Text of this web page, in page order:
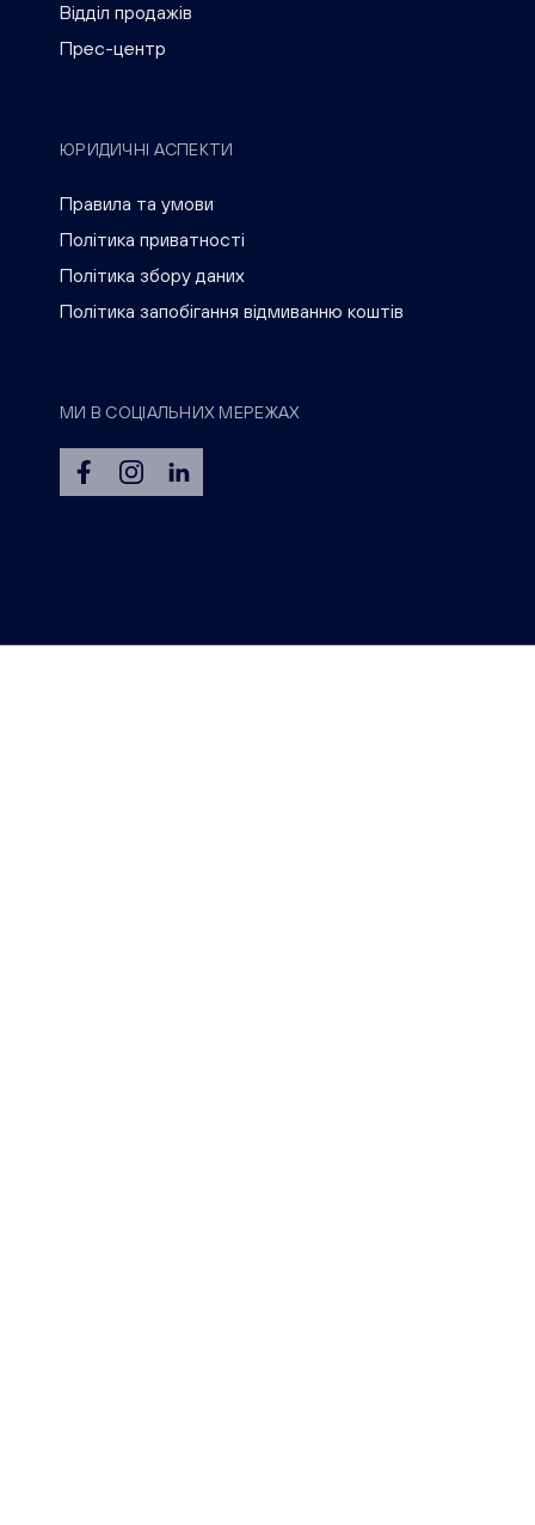
Відділ продажів
Прес-центр
ЮРИДИЧНІ АСПЕКТИ
Правила та умови
Політика приватності
Політика збору даних
Політика запобігання відмиванню коштів
МИ В СОЦІАЛЬНИХ МЕРЕЖАХ